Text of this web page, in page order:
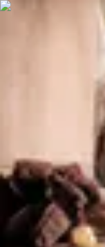
Chocolats de Pâques
Saveurs et
Chocolats de